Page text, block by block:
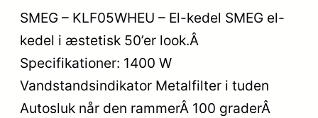
SMEG – KLF05WHEU – El-kedel SMEG el-
kedel i æstetisk 50’er look.Â
Specifikationer: 1400 W
Vandstandsindikator Metalfilter i tuden
Autosluk når den rammerÂ 100 graderÂ